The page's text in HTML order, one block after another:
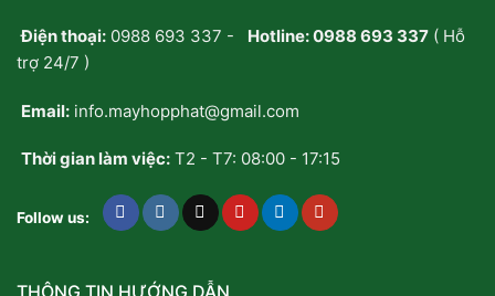
Điện thoại: 0988 693 337 - Hotline:0988 693 337 ( Hỗ
trợ 24/7 )
Email: info.mayhopphat@gmail.com
Thời gian làm việc: T2 - T7: 08:00 - 17:15
Follow us:
THÔNG TIN HƯỚNG DẪN